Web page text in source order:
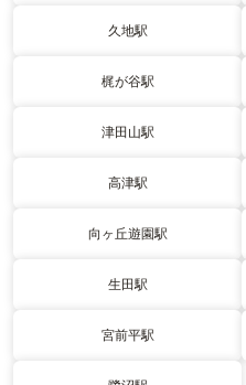
久地駅
梶が谷駅
津田山駅
高津駅
向ヶ丘遊園駅
生田駅
宮前平駅